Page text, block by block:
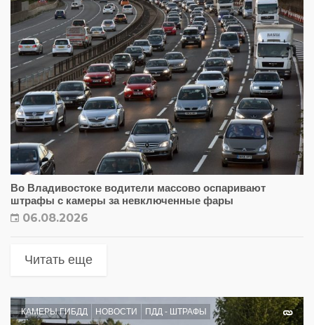
Во Владивостоке водители массово оспаривают
штрафы с камеры за невключенные фары
06.08.2026
Читать еще
КАМЕРЫ ГИБДД НОВОСТИ ПДД - ШТРАФЫ